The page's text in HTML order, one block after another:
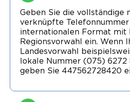
Geben Sie die vollständige
verknüpfte Telefonnummer
internationalen Format mit
Regionsvorwahl ein. Wenn
Landesvorwahl
lokale Nummer (075) 6272
geben Sie 447562728420